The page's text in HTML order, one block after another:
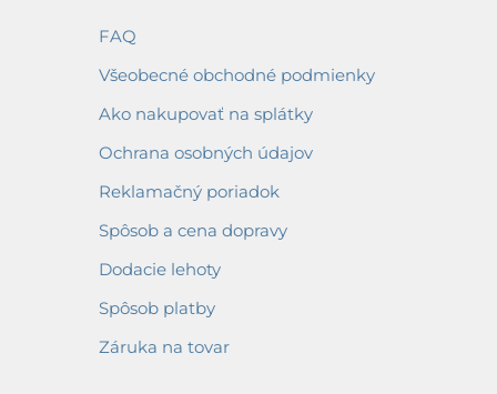
FAQ
Všeobecné obchodné podmienky
Ako nakupovať na splátky
Ochrana osobných údajov
Reklamačný poriadok
Spôsob a cena dopravy
Dodacie lehoty
Spôsob platby
Záruka na tovar